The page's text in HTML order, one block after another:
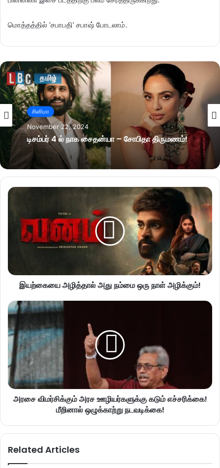
மொத்தத்தில் ‘சபாபதி’ சபாஷ் போடலாம்.
சினிமா
November 22, 2024
டிசம்பர் 4 ல் நாக சைதன்யா – சோபிதா திருமணம்!
இயற்கையை அழித்தால் அது நம்மை ஒரு நாள் அழிக்கும்!
அரசை விமர்சிக்கும் அரச ஊழியர்களுக்கு கடும் எச்சரிக்கை!
மீறினால் ஒழுக்காற்று நடவடிக்கை!
Related Articles